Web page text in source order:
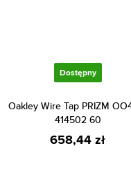
Dostępny
Oakley Wire Tap PRIZM
414502 60
658,44 zł